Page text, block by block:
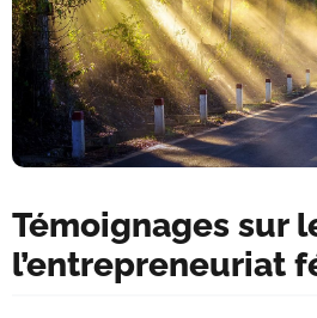
Témoignages sur
l’entrepreneuriat